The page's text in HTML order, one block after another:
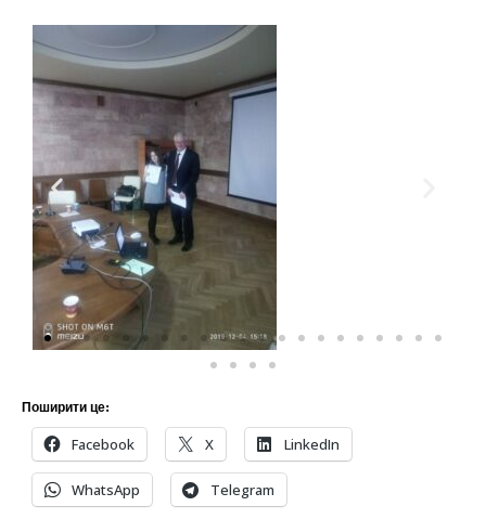
Поширити це:
Facebook X LinkedIn
WhatsApp Telegram